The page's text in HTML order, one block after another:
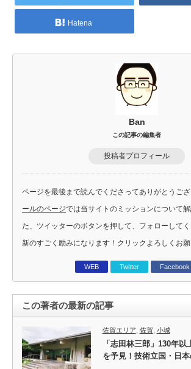
Hatena
Ban
この記事の編集者
投稿者プロフィール
ページを最後まで読んでくださってありがとうござ
ールのページでは当サイトのミッションについて
た、ツイッターのボタンを押して、フォローして
新のすごく励みになります！クリックよろしくお願
WEB Twitter Facebook
この著者の最新の記事
佐賀エリア 佐賀, 小城
「志田林三郎」130年
を予見！技術立国・日